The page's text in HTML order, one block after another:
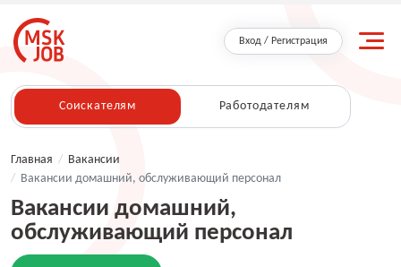
Вход / Регистрация
Соискателям Работодателям
Главная / Вакансии
/ Вакансии домашний, обслуживающий персонал
Вакансии домашний,
обслуживающий персонал